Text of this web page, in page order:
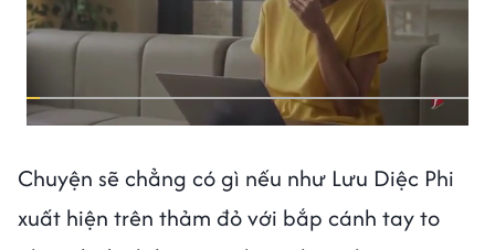
Chuyện sẽ chẳng có gì nếu như Lưu Diệc Phi
xuất hiện trên thảm đỏ với bắp cánh tay to